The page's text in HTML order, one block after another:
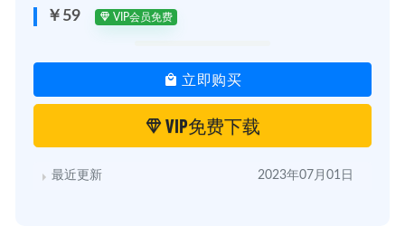
￥59 VIP会员免费
立即购买
VIP免费下载
最近更新 2023年07月01日